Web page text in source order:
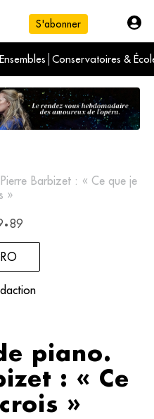
S'abonner
Conservatoires &
jour
du mois
Barbizet : « Ce que je
»
• 89
piano.
: « Ce
»